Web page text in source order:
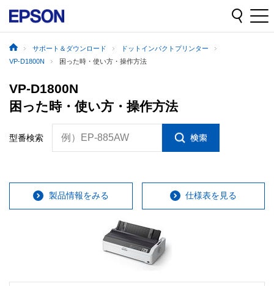
サポート＆ダウンロード
ドットインパクトプリンター
VP-D1800N
困った時・使い方・操作方法
VP-D1800N
困った時・使い方・操作方法
型番検索 例）EP-885AW
製品情報をみる 仕様表を見る